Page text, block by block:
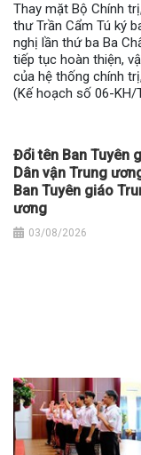
Thay mặt Bộ Chính
thư Trần Cẩm Tú ký
nghị lần thứ ba Ba
tiếp tục hoàn thiện,
của hệ thống chính
(Kế hoạch số 06-KH/
Đổi tên Ban Tuyên
Dân vận Trung
Ban Tuyên giáo
ương
03/08/2026